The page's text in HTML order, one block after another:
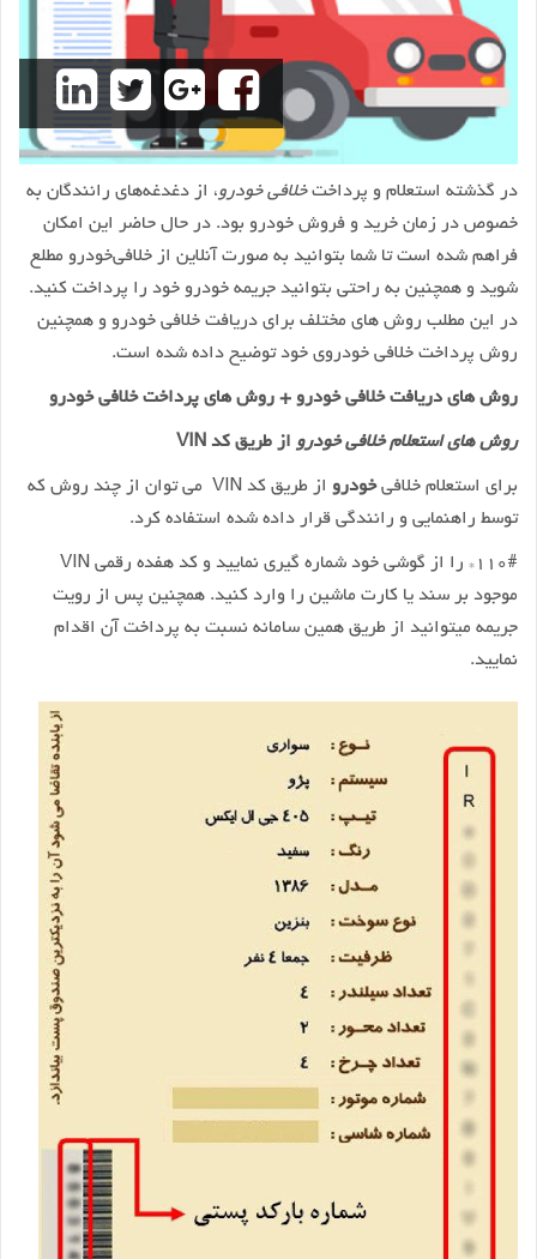
در گذشته استعلام و پرداختخلافی خودرو، از دغدغه‌های رانندگان به
خصوص در زمان خرید و فروش خودرو بود. در حال حاضر این امکان
فراهم شده است تا شما بتوانید به صورت آنلاین از خلافی‌خودرو مطلع
شوید و همچنین به راحتی بتوانید جریمه خودرو خود را پرداخت کنید.
در این مطلب روش های مختلف برای دریافت خلافی خودرو و همچنین
روش پرداخت خلافی خودروی خود توضیح داده شده است.
روش های دریافت خلافی خودرو + روش های پرداخت خلافی خودرو
روش های استعلام خلافی خودرو از طریق کد VIN
برای استعلام خلافیخودرو
از طریق کد VIN می توان از چند روش که
توسط راهنمایی و رانندگی قرار داده شده استفاده کرد.
۱۱۰#* را از گوشی خود شماره گیری نمایید و کد هفده رقمی VIN
موجود بر سند یا کارت ماشین را وارد کنید. همچنین پس از رویت
جریمه میتوانید از طریق همین سامانه نسبت به پرداخت آن اقدام
نمایید.